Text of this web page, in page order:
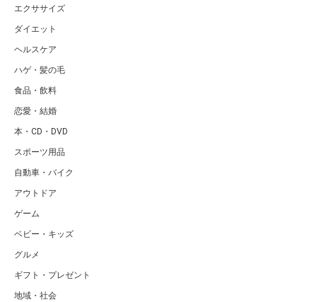
エクササイズ
ダイエット
ヘルスケア
ハゲ・髪の毛
食品・飲料
恋愛・結婚
本・CD・DVD
スポーツ用品
自動車・バイク
アウトドア
ゲーム
ベビー・キッズ
グルメ
ギフト・プレゼント
地域・社会